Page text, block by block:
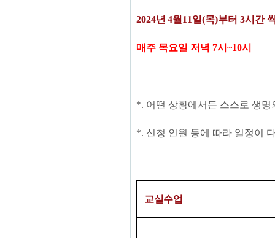
2024년4월11일(목)부터 3시간
매주 목요일 저녁 7시~10시
*. 어떤 상황에서든 스스로 생
*. 신청 인원 등에 따라 일정이
교실수업